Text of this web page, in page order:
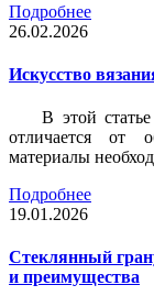
Подробнее
26.02.2026
Искусство
В этой
отличается от
материалы
Подробнее
19.01.2026
Стеклянный
и преимущества